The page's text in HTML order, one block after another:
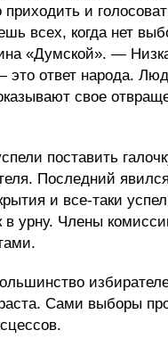
приходить и
всех, когда нет
«Думской». —
ответ народа.
свое
поставить
Последний
и все-таки
в урну. Члены
Сами выборы